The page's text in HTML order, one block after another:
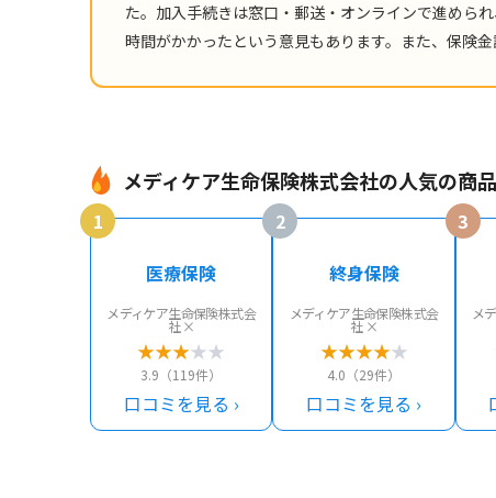
た。加入手続きは窓口・郵送・オンラインで進めら
時間がかかったという意見もあります。また、保険
メディケア生命保険株式会社の人気の商
1
医療保険
メディケア生命保険株式会
社 ×
★★★★★
3.9（119件）
口コミを見る ›
2
終身保険
メディケア生命保険株式会
社 ×
★★★★★
4.0（29件）
口コミを見る ›
3
メ